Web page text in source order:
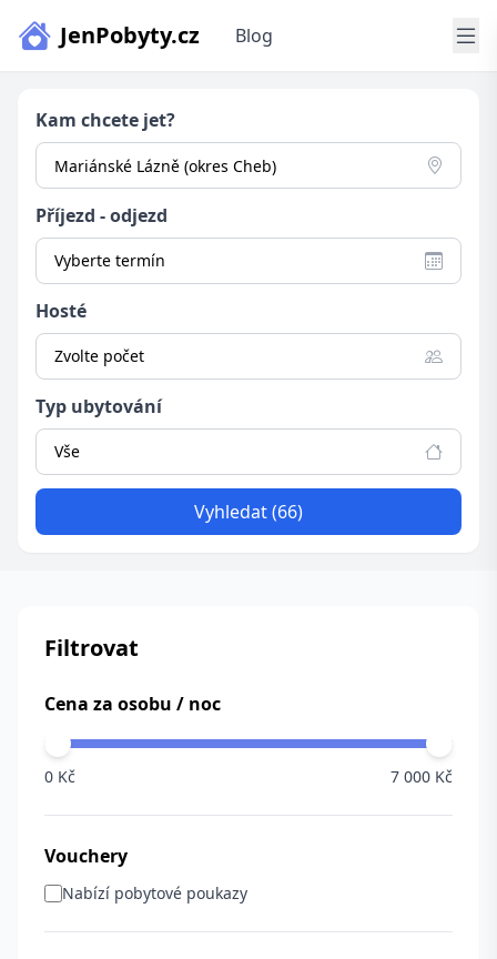
JenPobyty.cz Blog
Kam chcete jet?
Příjezd - odjezd
Vyberte termín
Hosté
Zvolte počet
Typ ubytování
Vše
Vyhledat (66)
Filtrovat
Cena za osobu / noc
0 Kč 7 000 Kč
Vouchery
Nabízí pobytové poukazy